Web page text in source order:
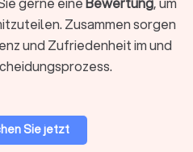
zu herkömmlichen
Gerichtsverfahren eine
an einer Mediation ist
der Beteiligten hinweg
Zusammen sorgen
und Zufriedenheit im und
Sie jetzt